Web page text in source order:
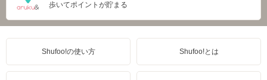
歩いてポイントが貯まる
Shufoo!の使い方 Shufoo!とは